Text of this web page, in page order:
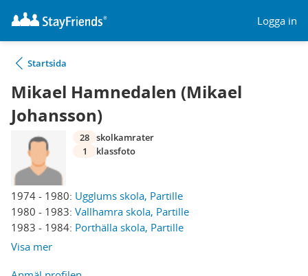
Logga in
Startsida
Mikael Hamnedalen (Mikael
Johansson)
1974 - 1980: Ugglums skola, Partille
1980 - 1983: Vallhamra skola, Partille
1983 - 1984: Porthälla skola, Partille
Visa mer
28 skolkamrater
1
klassfoto